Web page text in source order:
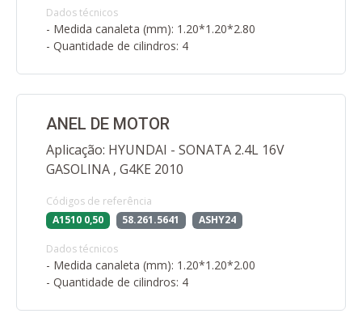
Dados técnicos
- Medida canaleta (mm): 1.20*1.20*2.80
- Quantidade de cilindros: 4
ANEL DE MOTOR
Aplicação: HYUNDAI - SONATA 2.4L 16V
GASOLINA , G4KE 2010
Códigos de referência
A1510 0,50
58.261.5641 ASHY24
Dados técnicos
- Medida canaleta (mm): 1.20*1.20*2.00
- Quantidade de cilindros: 4